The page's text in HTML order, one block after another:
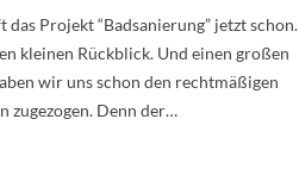
Projekt “Badsanierung” jetzt schon.
kleinen Rückblick. Und einen großen
wir uns schon den rechtmäßigen
zugezogen. Denn der…